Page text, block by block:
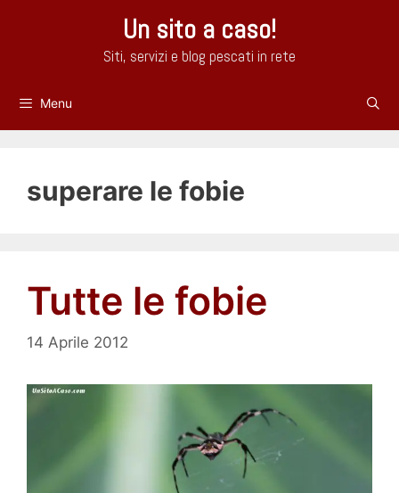
Un sito a caso!
Siti, servizi e blog pescati in rete
Menu
superare le fobie
Tutte le fobie
14 Aprile 2012